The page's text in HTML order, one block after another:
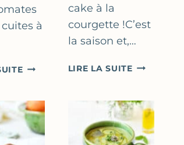
à
POÊLÉE
&
TOMATES
AU
cake à la
courgette !C’est
la saison et,…
LIRE LA SUITECAKE
HUILE
D’OLIVE